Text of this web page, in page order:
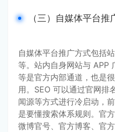
（三）自媒体平台推
自媒体平台推广方式包括
等。站内自身网站与 APP
等是官方内部通道，也是
用。SEO 可以通过官网排
闻源等方式进行冷启动，
是要懂搜索体系规则。官
微博官号、官方博客、官